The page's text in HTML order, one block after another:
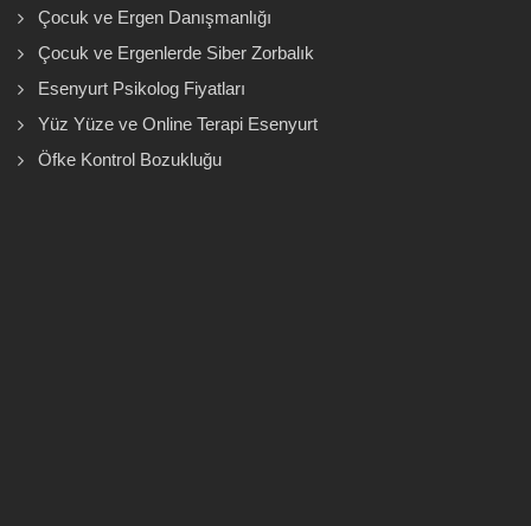
Çocuk ve Ergen Danışmanlığı
Çocuk ve Ergenlerde Siber Zorbalık
Esenyurt Psikolog Fiyatları
Yüz Yüze ve Online Terapi Esenyurt
Öfke Kontrol Bozukluğu